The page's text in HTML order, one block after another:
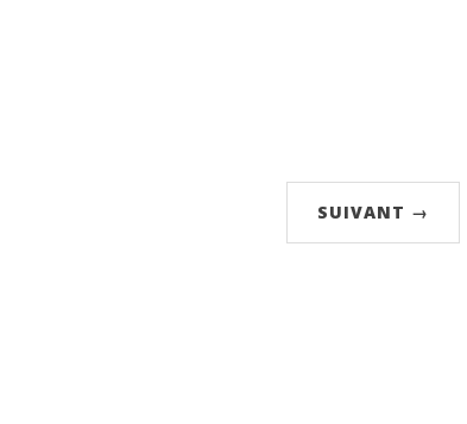
SUIVANT →